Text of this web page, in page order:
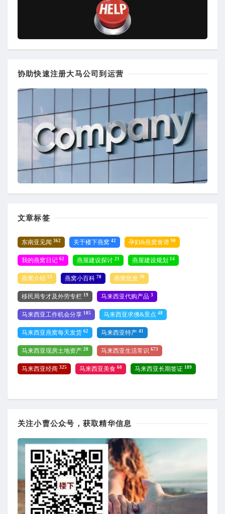
协助快速注册大马公司到运营
文章标签
东南亚见闻 362 关于楼下燕窝 42 孕妇&燕窝食谱 90
我的燕窝日记 62 燕屋建设探讨 21 燕屋建设规划 14
燕窝介绍 53 燕窝小百科 70 燕窝批发 39
移民局专才及外劳专栏 19 马来西亚代购产品 3
马来西亚工作机会分享 105 马来西亚求佛&景点 48
马来西亚燕窝每天发货 62 马来西亚特产 41
马来西亚现房土地资产 20 马来西亚生活常识 673
马来西亚经商 325 马来西亚美食 60 马来西亚长期签证 189
关注小曹公众号，获取精华信息